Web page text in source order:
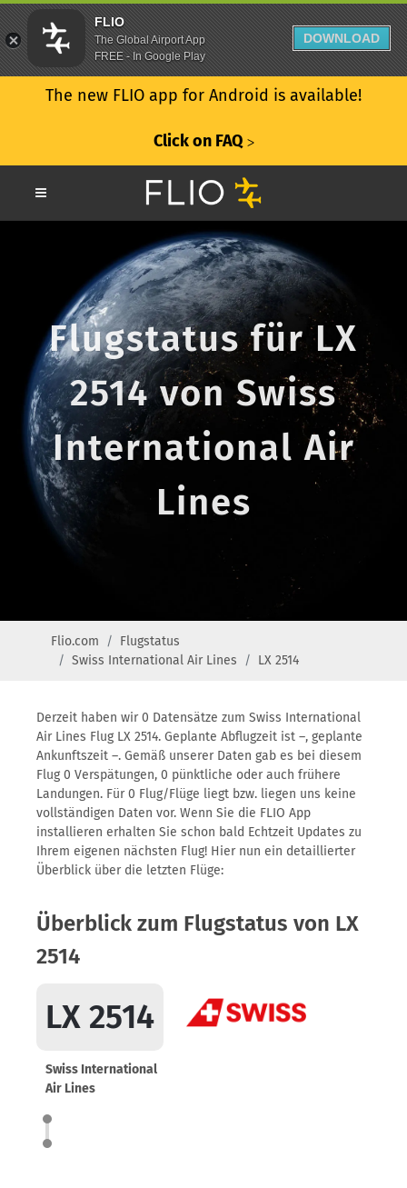
The new FLIO app for Android is available!
Click on FAQ ᐳ
Flugstatus für LX
2514 von Swiss
International Air
Lines
Flio.com
Flugstatus
Swiss International Air Lines
LX 2514
Derzeit haben wir 0 Datensätze zum Swiss International
Air Lines Flug LX 2514. Geplante Abflugzeit ist –, geplante
Ankunftszeit –. Gemäß unserer Daten gab es bei diesem
Flug 0 Verspätungen, 0 pünktliche oder auch frühere
Landungen. Für 0 Flug/Flüge liegt bzw. liegen uns keine
vollständigen Daten vor. Wenn Sie die FLIO App
installieren erhalten Sie schon bald Echtzeit Updates zu
Ihrem eigenen nächsten Flug! Hier nun ein detaillierter
Überblick über die letzten Flüge:
Überblick zum Flugstatus von LX
2514
LX 2514
Swiss International
Air Lines
FLIO
The Global Airport App
FREE - In Google Play
DOWNLOAD